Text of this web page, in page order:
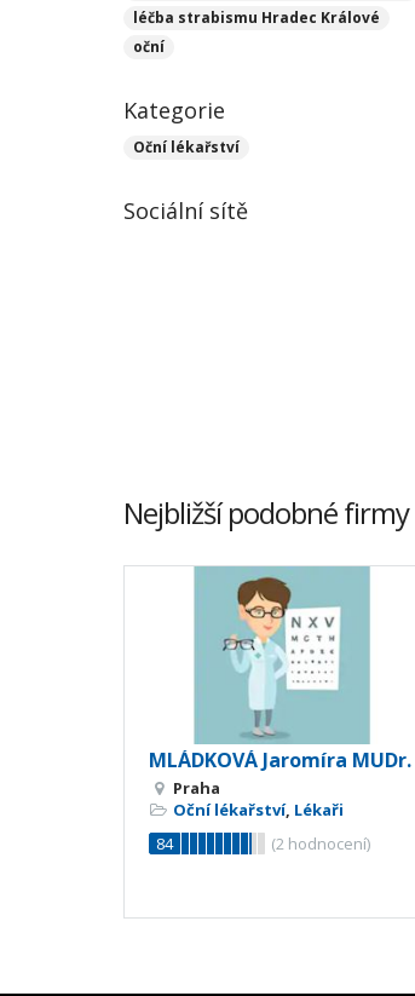
léčba strabismu Hradec Králové
oční
Kategorie
Oční lékařství
Sociální sítě
Nejbližší podobné firmy
MLÁDKOVÁ Jaromíra MUDr.
Praha
Oční lékařství, Lékaři
84
(2 hodnocení)